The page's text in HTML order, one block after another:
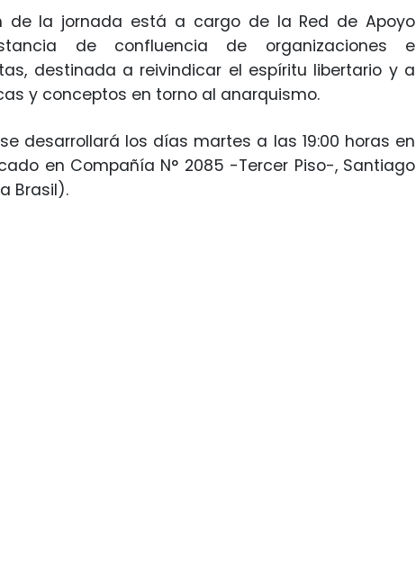
de la jornada está a cargo de la Red de Apoyo
de confluencia de organizaciones e
destinada a reivindicar el espíritu libertario y a
y conceptos en torno al anarquismo.
desarrollará los días martes a las 19:00 horas en
en Compañía N° 2085 -Tercer Piso-, Santiago
Brasil).